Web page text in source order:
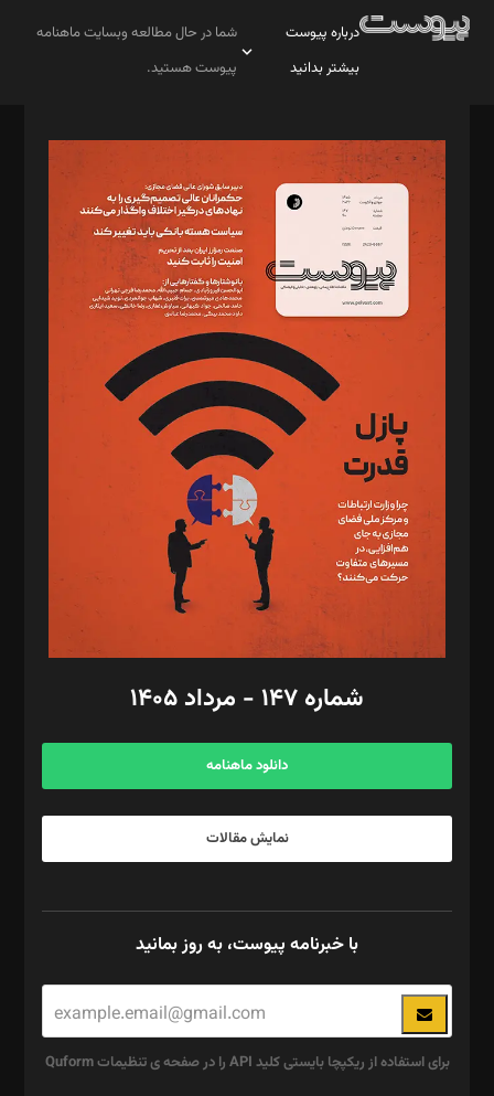
درباره پیوست
بیشتر بدانید
شما در حال مطالعه وبسایت ماهنامه
پیوست هستید.
مدیر مسئول: محمدباقر اثنی‌عشری
سردبیر: مهرک محمودی
دبیر تحریریه: میثم قاسمی
د‌بیر ناداستان: سمانه سمیع
د‌بیر خدمت و تجارت: ابوالفضل رجبی
د‌بیر حقوق فناوری: حسام‌الدین ایپکچی
د‌بیر پیوست جهان: مینا پاکدل
د‌بیر تحریریه آنلاین: بابک نقاش
تحریریه‌: مجتبی محمود‌ی، آرش برهمند، یسنا امان‌پور، سروش کرمیان،
مصطفی مسجدی آرانی، ابوالفضل رجبی، زهرا فکرانه، فائزه فتحی
رستمی،مصطفی باستان
ویرایش: نگار استاد‌‌آقا
طراح یونیفرم: مجید توکلی
فیلمبرداری و عکاسی: امیر شفیعی، مانی لطفی زاده
گرافیک و صفحه‌آرایی: سید‌سبحان‌علی ثابت
مد‌یر توسعه تجاری: کامبیز برید‌
امور مالی: شاپور رهبری، محمد‌ کاظمی‌نیا
آگهی و مشترکین: ۰۹۱۹۹۹۹۰۴۵۴
شماره ۱۴۷ - مرداد ۱۴۰۵
دانلود ماهنامه
نمایش مقالات
با خبرنامه پیوست، به روز بمانید
برای استفاده از ریکپچا بایستی کلید API را در صفحه ی تنظیمات Quform